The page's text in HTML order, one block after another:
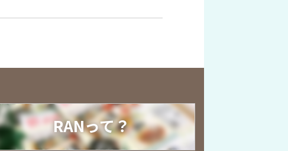
RANって？